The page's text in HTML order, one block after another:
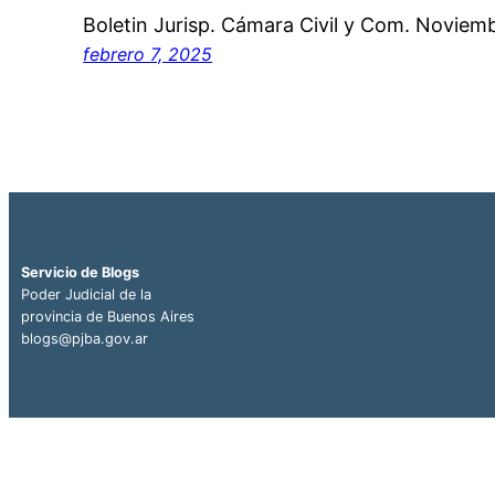
Boletin Jurisp. Cámara Civil y Com.
febrero 7, 2025
Servicio de Blogs
Poder Judicial de la
provincia de Buenos Aires
blogs@pjba.gov.ar